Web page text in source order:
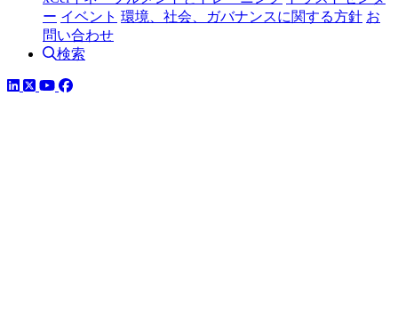
ー イベント 環境、社会、ガバナンスに関する方針 お
問い合わせ
検索
LinkedIn
ツイッター
YouTube
Facebook